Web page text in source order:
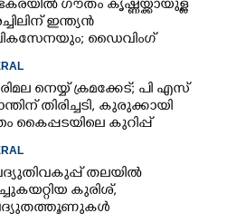
ഗൗതം കൃഷ്ണയ്ക്കായുള്ള
ഇന്ത്യൻ
ഡൈവിംഗ്
നെയ്യ് ക്രമക്കേട്; പി എസ്
തിരിച്ചടി, കുരുക്കായി
കൈപ്പടയിലെ കുറിപ്പ്
തലയിൽ
കുരിശ്‌,
this link